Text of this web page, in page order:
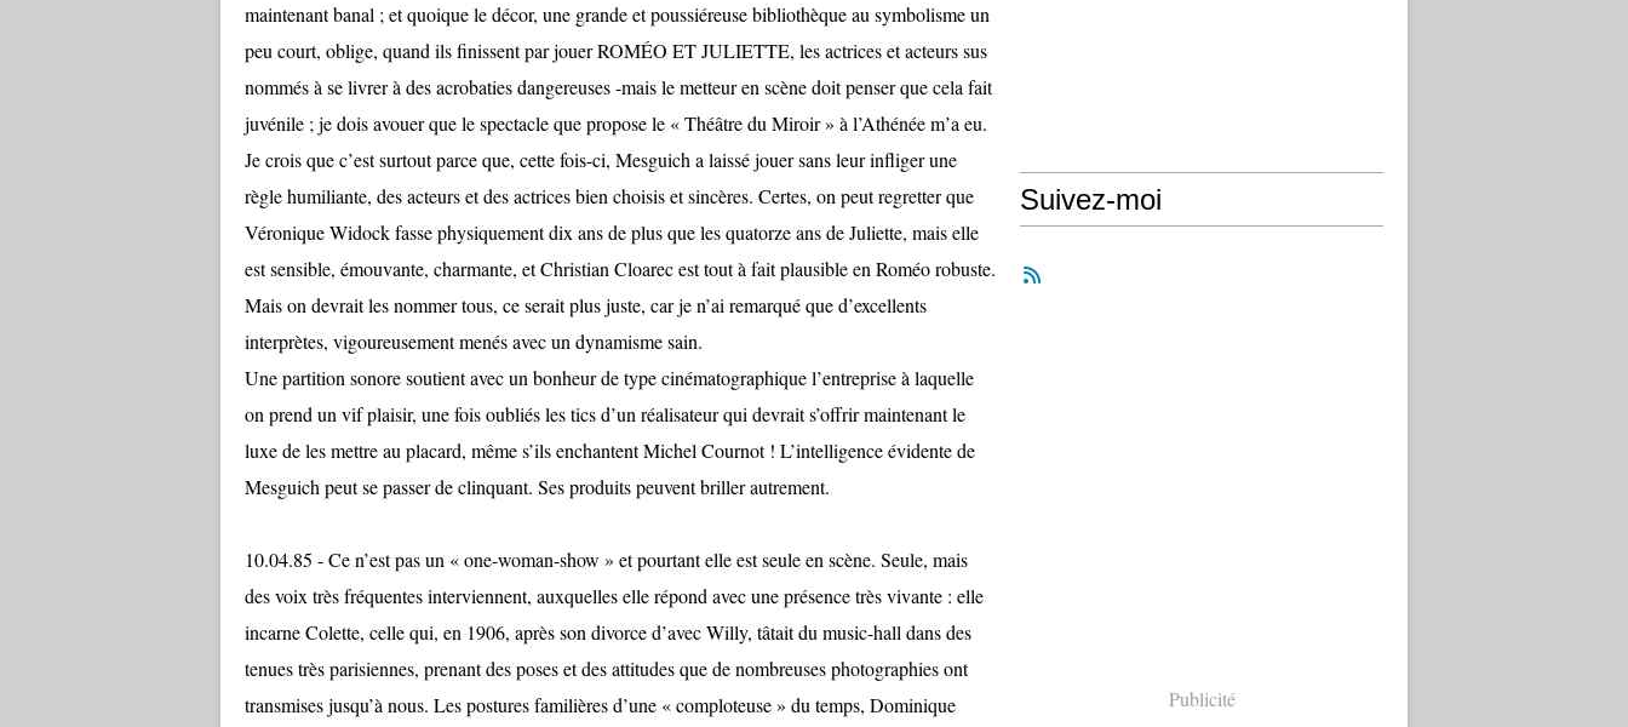
maintenant banal ; et quoique le décor, une grande et poussiéreuse bibliothèque au symbolisme un
peu court, oblige, quand ils finissent par jouer ROMÉO ET JULIETTE, les actrices et acteurs sus
nommés à se livrer à des acrobaties dangereuses -mais le metteur en scène doit penser que cela fait
juvénile ; je dois avouer que le spectacle que propose le « Théâtre du Miroir » à l’Athénée m’a eu.
Je crois que c’est surtout parce que, cette fois-ci, Mesguich a laissé jouer sans leur infliger une
règle humiliante, des acteurs et des actrices bien choisis et sincères. Certes, on peut regretter que
Véronique Widock fasse physiquement dix ans de plus que les quatorze ans de Juliette, mais elle
est sensible, émouvante, charmante, et Christian Cloarec est tout à fait plausible en Roméo robuste.
Mais on devrait les nommer tous, ce serait plus juste, car je n’ai remarqué que d’excellents
interprètes, vigoureusement menés avec un dynamisme sain.
Une partition sonore soutient avec un bonheur de type cinématographique l’entreprise à laquelle
on prend un vif plaisir, une fois oubliés les tics d’un réalisateur qui devrait s’offrir maintenant le
luxe de les mettre au placard, même s’ils enchantent Michel Cournot ! L’intelligence évidente de
Mesguich peut se passer de clinquant. Ses produits peuvent briller autrement.
10.04.85 - Ce n’est pas un « one-woman-show » et pourtant elle est seule en scène. Seule, mais
des voix très fréquentes interviennent, auxquelles elle répond avec une présence très vivante : elle
incarne Colette, celle qui, en 1906, après son divorce d’avec Willy, tâtait du music-hall dans des
tenues très parisiennes, prenant des poses et des attitudes que de nombreuses photographies ont
transmises jusqu’à nous. Les postures familières d’une « comploteuse » du temps, Dominique
Suivez-moi
Publicité